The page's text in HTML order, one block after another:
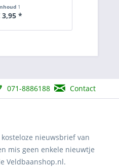
1
3,95 *
071-8886188 Contact
nieuwsbrief van
mis geen enkele nieuwtje
Veldbaanshop.nl.